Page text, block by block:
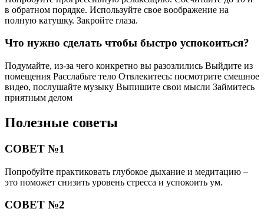
в обратном порядке. Используйте свое воображение на
полную катушку. Закройте глаза.
Что нужно сделать чтобы быстро успокоиться?
Подумайте, из-за чего конкретно вы разозлились Выйдите из
помещения Расслабьте тело Отвлекитесь: посмотрите смешное
видео, послушайте музыку Выпишите свои мысли Займитесь
приятным делом
Полезные советы
СОВЕТ №1
Попробуйте практиковать глубокое дыхание и медитацию –
это поможет снизить уровень стресса и успокоить ум.
СОВЕТ №2